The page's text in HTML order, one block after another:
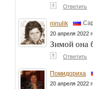
↑ Ответить
ninulik
20 апреля 2022
Зимой она
↑ Ответить
Помидориха
20 апреля 2022